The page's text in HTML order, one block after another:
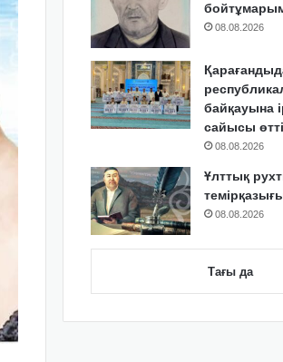
08.08.2026
байқауына
сайысы өтті
08.08.2026
Ұлттық
08.08.2026
Тағы да